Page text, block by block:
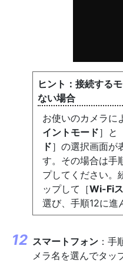
接続する
ない場合
お使いのカメラに
イントモード］と
ド］の選択画面が
す。その場合は手
プしてください。
ップして［Wi-Fi
選び、手順12に進
スマートフォン ：手
メラ名を選んでタッ